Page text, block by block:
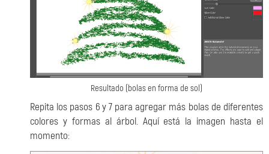
Resultado (bolas en forma de sol)
Repita los pasos 6 y 7 para agregar más bolas de diferentes
colores y formas al árbol. Aquí está la imagen hasta el
momento: